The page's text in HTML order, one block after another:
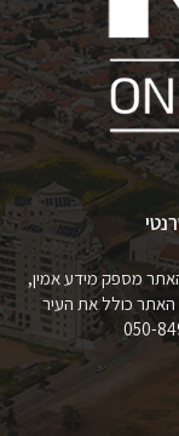
האתר מספק מידע אמין,
האתר כולל את העיר